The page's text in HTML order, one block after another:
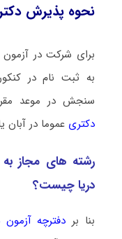
نحوه پذیرش
برای شرکت در
به ثبت نام در
سنجش در موعد
دکتری عموما در آبان
رشته­ های مجاز
درﻳﺎ چیست؟
بنا بر دفترچه آزمون